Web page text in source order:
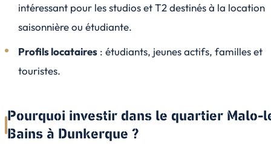
intéressant pour les studios et T2 destinés à la location
saisonnière ou étudiante.
Profils locataires : étudiants, jeunes actifs, familles et
touristes.
Pourquoi investir dans le quartier Malo-
Bains à Dunkerque ?